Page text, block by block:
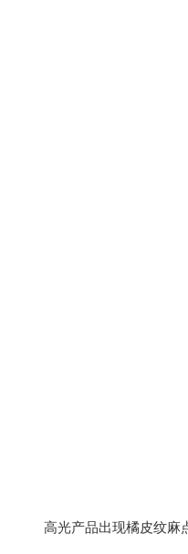
高光产品出现橘皮纹麻点